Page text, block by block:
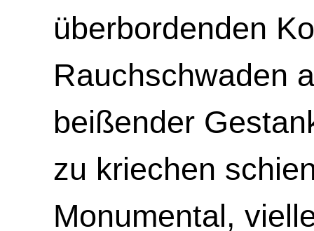
überbordenden
Rauchschwaden
beißender
zu kriechen
Monumental,